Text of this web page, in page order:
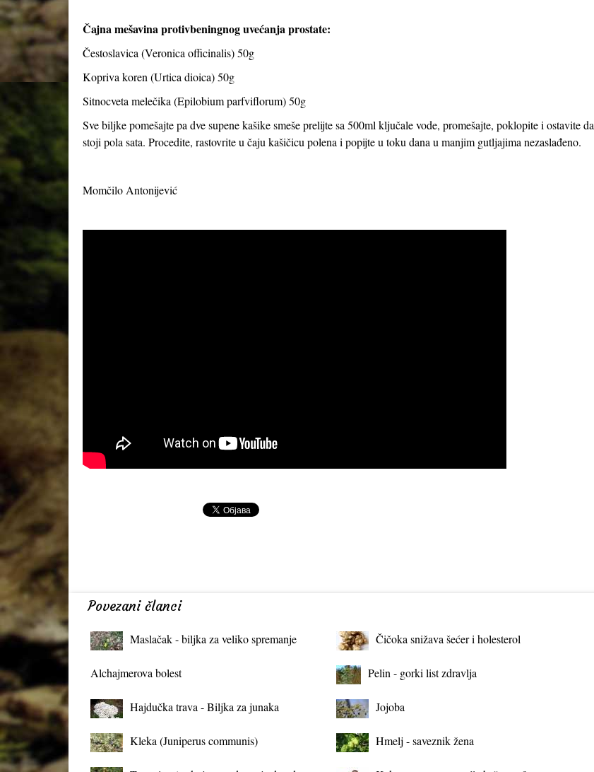
Čajna mešavina protivbeningnog uvećanja prostate:
Čestoslavica (Veronica officinalis) 50g
Kopriva koren (Urtica dioica) 50g
Sitnocveta melečika (Epilobium parfviflorum) 50g
Sve biljke pomešajte pa dve supene kašike smeše prelijte sa 500ml ključale vode, promešajte, poklopite i ostavite da
stoji pola sata. Procedite, rastovrite u čaju kašičicu polena i popijte u toku dana u manjim gutljajima nezaslađeno.
Momčilo Antonijević
Povezani članci
Maslačak - biljka za veliko spremanje
Čičoka snižava šećer i holesterol
Alchajmerova bolest Pelin - gorki list zdravlja
Hajdučka trava - Biljka za junaka Jojoba
Kleka (Juniperus communis) Hmelj - saveznik žena